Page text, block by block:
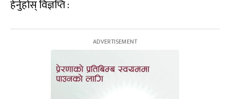
हेर्नुहोस् विज्ञप्ति :